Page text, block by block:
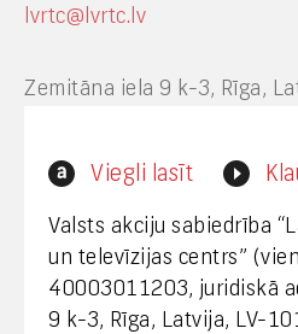
Viegli lasīt
Valsts akciju sabiedrība
un televīzijas centrs”
40003011203, juridiskā
9 k-3, Rīga, Latvija, LV-
lvrtc@lvrtc.lv
Zemitāna iela 9 k-3, Rīga,
Interneta vietnes
webmaster@lvrtc.lv
Klientu apkalpošana